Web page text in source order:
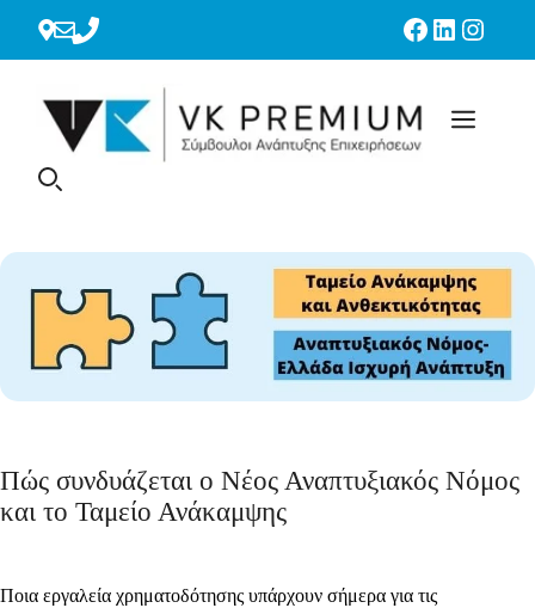
περιεχόμενο
Facebook
LinkedIn
Πώς συνδυάζεται ο Νέος Αναπτυξιακός Νόμος
και το Ταμείο Ανάκαμψης
Ποια εργαλεία χρηματοδότησης υπάρχουν σήμερα για τις